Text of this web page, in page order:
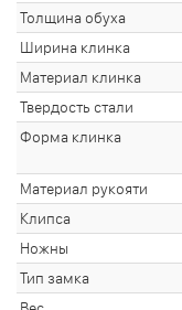
Толщина обуха
Ширина клинка
Материал клинка
Твердость стали
Форма клинка
Материал рукояти
Клипса
Ножны
Тип замка